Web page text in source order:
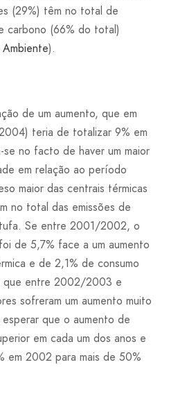
(29%) têm no total de
carbono (66% do total)
).
de um aumento, que em
teria de totalizar 9% em
no facto de haver um maior
em relação ao período
maior das centrais térmicas
no total das emissões de
Se entre 2001/2002, o
de 5,7% face a um aumento
e de 2,1% de consumo
que entre 2002/2003 e
sofreram um aumento muito
que o aumento de
em cada um dos anos e
em 2002 para mais de 50%